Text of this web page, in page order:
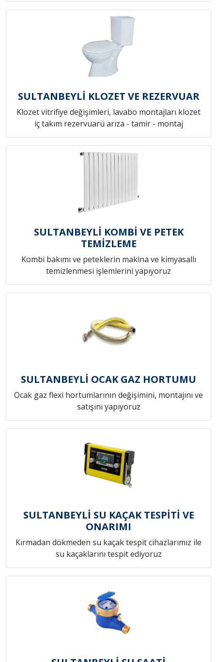
SULTANBEYLİ KLOZET VE REZERVUAR
Klozet vitrifiye değişimleri, lavabo montajları klozet
iç takım rezervuarü arıza - tamir - montaj
SULTANBEYLİ KOMBİ VE PETEK
TEMİZLEME
Kombi bakımı ve peteklerin makina ve kimyasallı
temizlenmesi işlemlerini yapıyoruz
SULTANBEYLİ OCAK GAZ HORTUMU
Ocak gaz flexi hortumlarının değişimini, montajını ve
satışını yapıyoruz
SULTANBEYLİ SU KAÇAK TESPİTİ VE
ONARIMI
Kırmadan dökmeden su kaçak tespit cihazlarımız ile
su kaçaklarını tespit ediyoruz